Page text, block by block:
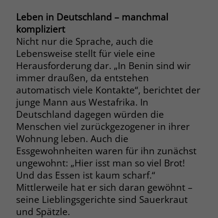
Leben in Deutschland – manchmal
kompliziert
Nicht nur die Sprache, auch die
Lebensweise stellt für viele eine
Herausforderung dar. „In Benin sind wir
immer draußen, da entstehen
automatisch viele Kontakte“, berichtet der
junge Mann aus Westafrika. In
Deutschland dagegen würden die
Menschen viel zurückgezogener in ihrer
Wohnung leben. Auch die
Essgewohnheiten waren für ihn zunächst
ungewohnt: „Hier isst man so viel Brot!
Und das Essen ist kaum scharf.“
Mittlerweile hat er sich daran gewöhnt –
seine Lieblingsgerichte sind Sauerkraut
und Spätzle.